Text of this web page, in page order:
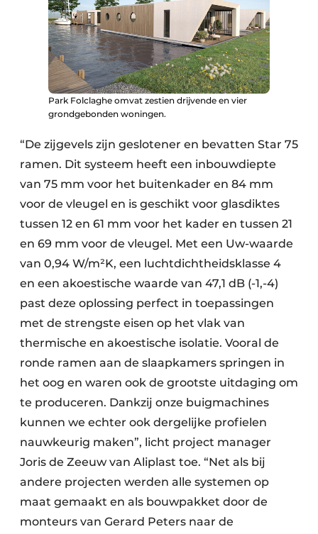
Park Folclaghe omvat zestien drijvende en vier
grondgebonden woningen.
“De zijgevels zijn geslotener en bevatten Star 75
ramen. Dit systeem heeft een inbouwdiepte
van 75 mm voor het buitenkader en 84 mm
voor de vleugel en is geschikt voor glasdiktes
tussen 12 en 61 mm voor het kader en tussen 21
en 69 mm voor de vleugel. Met een Uw-waarde
van 0,94 W/m²K, een luchtdichtheidsklasse 4
en een akoestische waarde van 47,1 dB (-1,-4)
past deze oplossing perfect in toepassingen
met de strengste eisen op het vlak van
thermische en akoestische isolatie. Vooral de
ronde ramen aan de slaapkamers springen in
het oog en waren ook de grootste uitdaging om
te produceren. Dankzij onze buigmachines
kunnen we echter ook dergelijke profielen
nauwkeurig maken”, licht project manager
Joris de Zeeuw van Aliplast toe. “Net als bij
andere projecten werden alle systemen op
maat gemaakt en als bouwpakket door de
monteurs van Gerard Peters naar de